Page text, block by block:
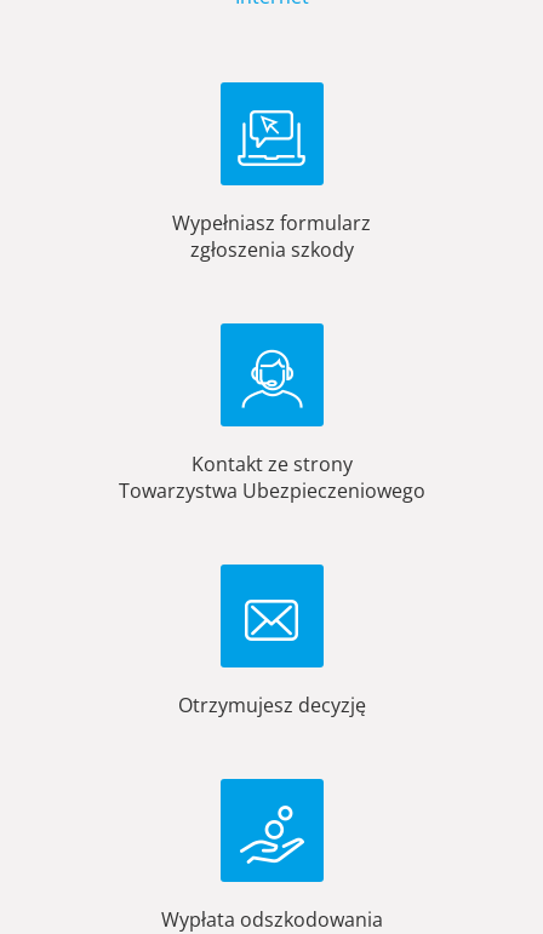
Wypełniasz formularz
zgłoszenia szkody
Kontakt ze strony
Towarzystwa Ubezpieczeniowego
Otrzymujesz decyzję
Wypłata odszkodowania